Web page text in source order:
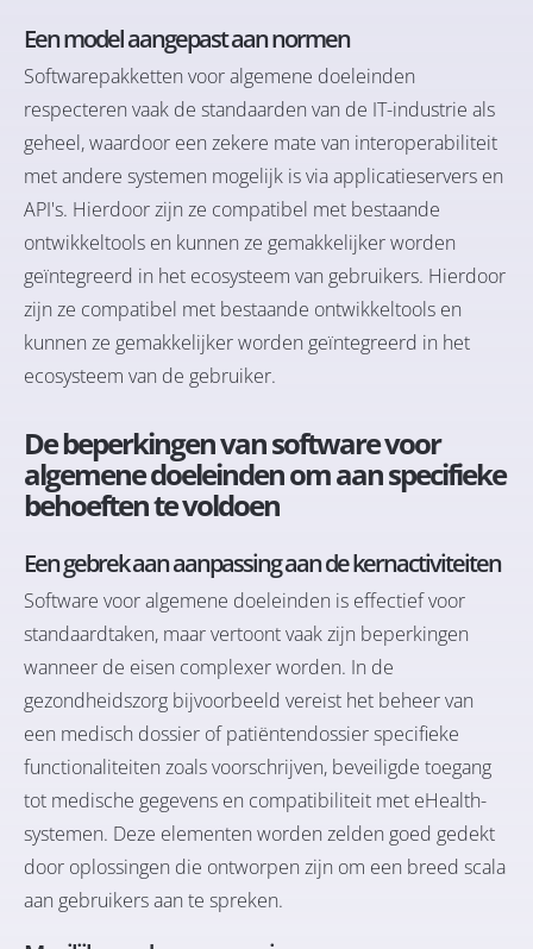
Een model aangepast aan normen
Softwarepakketten voor algemene doeleinden
respecteren vaak de standaarden van de IT-industrie als
geheel, waardoor een zekere mate van interoperabiliteit
met andere systemen mogelijk is via applicatieservers en
API's. Hierdoor zijn ze compatibel met bestaande
ontwikkeltools en kunnen ze gemakkelijker worden
geïntegreerd in het ecosysteem van gebruikers. Hierdoor
zijn ze compatibel met bestaande ontwikkeltools en
kunnen ze gemakkelijker worden geïntegreerd in het
ecosysteem van de gebruiker.
De beperkingen van software voor
algemene doeleinden om aan specifieke
behoeften te voldoen
Een gebrek aan aanpassing aan de kernactiviteiten
Software voor algemene doeleinden is effectief voor
standaardtaken, maar vertoont vaak zijn beperkingen
wanneer de eisen complexer worden. In de
gezondheidszorg bijvoorbeeld vereist het beheer van
een medisch dossier of patiëntendossier specifieke
functionaliteiten zoals voorschrijven, beveiligde toegang
tot medische gegevens en compatibiliteit met eHealth-
systemen. Deze elementen worden zelden goed gedekt
door oplossingen die ontworpen zijn om een breed scala
aan gebruikers aan te spreken.